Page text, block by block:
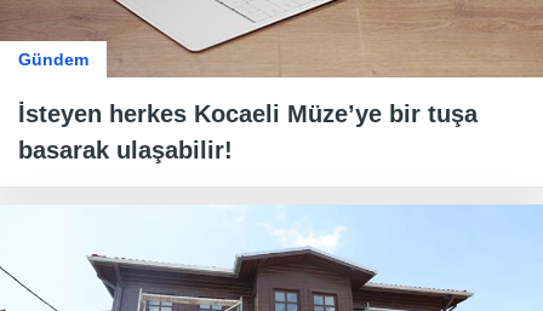
Gündem
İsteyen herkes Kocaeli Müze’ye bir tuşa
basarak ulaşabilir!